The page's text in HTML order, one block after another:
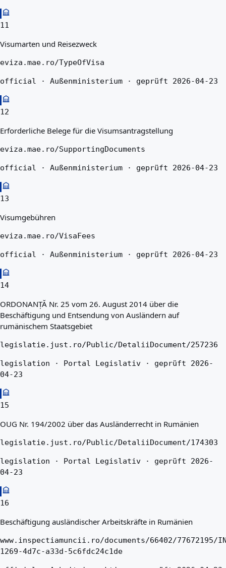
11
Visumarten und Reisezweck
eviza.mae.ro/TypeOfVisa
official · Außenministerium · geprüft 2026-04-23
12
Erforderliche Belege für die Visumsantragstellung
eviza.mae.ro/SupportingDocuments
official · Außenministerium · geprüft 2026-04-23
13
Visumgebühren
eviza.mae.ro/VisaFees
official · Außenministerium · geprüft 2026-04-23
14
ORDONANȚĂ Nr. 25 vom 26. August 2014 über die
Beschäftigung und Entsendung von Ausländern auf
rumänischem Staatsgebiet
legislatie.just.ro/Public/DetaliiDocument/257236
legislation · Portal Legislativ · geprüft 2026-
04-23
15
OUG Nr. 194/2002 über das Ausländerrecht in Rumänien
legislatie.just.ro/Public/DetaliiDocument/174303
legislation · Portal Legislativ · geprüft 2026-
04-23
16
Beschäftigung ausländischer Arbeitskräfte in Rumänien
www.inspectiamuncii.ro/documents/66402/77672195/
1269-4d7c-a33d-5c6fdc24c1de